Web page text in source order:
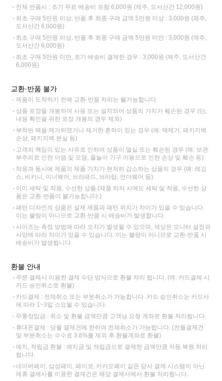
전체 반품시 : 초기 무료 배송비 포함 6,000원 (제주, 도서산간 12,000원)
최초 구매 5만원 이상, 반품 후 최종 구매 금액 5만원 이상 : 3,000원 (제주,
도서산간 6,000원)
최초 구매 5만원 이상, 반품 후 최종 구매 금액 5만원 미만 : 3,000원 (제주,
도서산간 6,000원)
최초 구매 5만원 미만, 초기 배송비 결제한 경우 : 3,000원 (제주, 도서산간
6,000원)
교환·반품 불가
제품이 도착하기 전에 교환·반품 처리는 불가능합니다.
상품 포장을 개봉하여 사용 또는 설치되어 상품의 가치가 훼손된 경우 (단,
내용 확인을 위한 포장 개봉의 경우 제외)
부착된 택을 제거하였거나 제거한 흔적이 있는 경우 (예: 택제거, 패키지백
손상, 패키지백 분실 등)
고객의 책임이 있는 사유로 인하여 상품이 멸실 또는 훼손된 경우 (예: 보관
부주의로 인한 이염 및 오염, 물놀이 기구 이용으로 인한 손상 및 훼손 등)
착용과 동시에 제품의 제품 가치가 현저히 감소하는 상품의 경우 (예: 레깅
스, 비키니, 이너웨어, 브라패드, 브라탑, 언더웨어 등)
이미 세탁 및 착용, 수선한 상품 (제품 하자 시에도 세탁 및 착용, 수선한 상
품은 교환·반품이 불가능합니다.)
패턴 디자인의 상품은 실제 제품과 패턴 위치가 차이가 있을 수 있습니다.
이는 불량이 아니므로 교환·반품 시 배송비가 발생합니다.
사이즈는 측정 방법에 따라 오차가 발생될 수 있으며, 색상은 모니터 설정과
사양에 따라 차이가 있을 수 있습니다. 이는 불량이 아니므로 교환·반품 시
배송비가 발생됩니다.
환불 안내
주문 결제시 이용한 결제 수단 방식으로 환불 처리 됩니다. (예: 카드결제 시
카드 승인취소로 환불)
카드결제 : 전체취소 또는 부분취소가 가능합니다. 카드 승인취소는 카드사
에 따라 1~3일 소요될 수 있습니다.
무통장입금 : 취소 및 환불 금액만큼 고객님 요청 계좌로 환불 처리됩니다.
휴대폰결제 : 당월 결제건에 한하여 전체취소가 가능합니다. (전월결제건
및 부분취소는 수수료 3.6%를 제외 후 환불계좌로 환불)
예치, 적립금 환불 : 예치금 및 적립금으로 결제한 금액만큼 자동 복원 처리
됩니다.
네이버페이, 삼성페이, 페이코, 카카오페이 같은 당사 결제 시스템이 아닌
제휴 결제사를 이용한 결제건은 해당 결제사에서 환불 처리됩니다.